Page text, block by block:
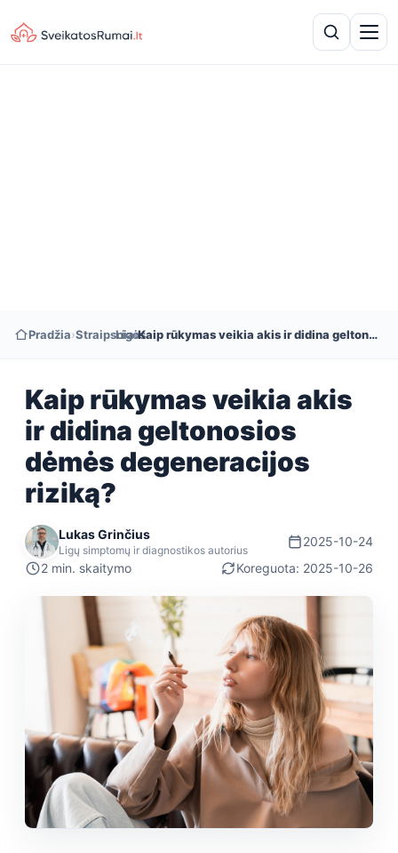
Pradžia›Straipsniai
›Ligos
› Kaip rūkymas veikia akis ir didina geltonosios dėmės degeneracijos riziką?
Kaip rūkymas veikia akis
ir didina geltonosios
dėmės degeneracijos
riziką?
Lukas Grinčius
Ligų simptomų ir diagnostikos autorius
2025-10-24
2 min. skaitymo
Koreguota: 2025-10-26